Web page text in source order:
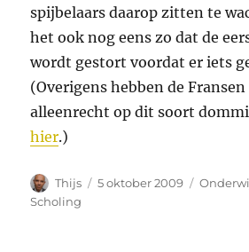
spijbelaars daarop zitten te
het ook nog eens zo dat de
wordt gestort voordat er iets
(Overigens hebben de
alleenrecht op dit soort
hier.)
Auteur
Thijs
Geplaatst
5 oktober 2009
Scholing